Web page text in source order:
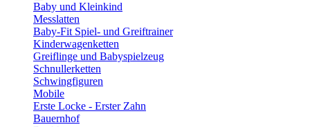
Baby und Kleinkind
Messlatten
Baby-Fit Spiel- und Greiftrainer
Kinderwagenketten
Greiflinge und Babyspielzeug
Schnullerketten
Schwingfiguren
Mobile
Erste Locke - Erster Zahn
Bauernhof